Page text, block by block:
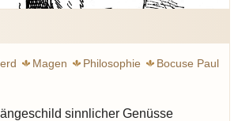
Magen Philosophie
Bocuse Paul
Erfort Klaus
Klink Vincent
Linster Lea
sinnlicher Genüsse